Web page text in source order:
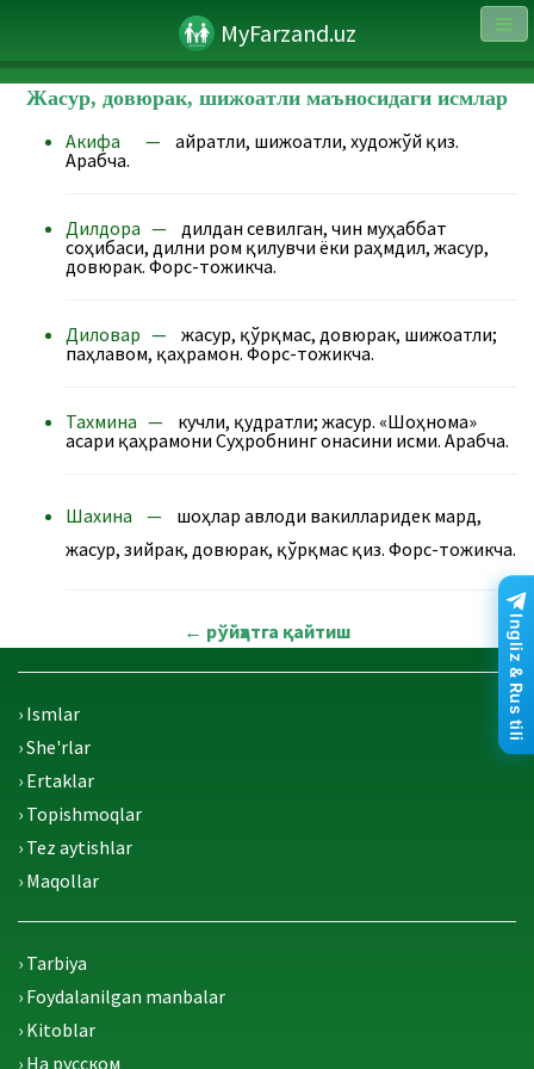
MyFarzand.uz
Жасур, довюрак, шижоатли маъносидаги исмлар
Акифа — ғайратли, шижоатли, художўй қиз.
Арабча.
Дилдора — дилдан севилган, чин муҳаббат
соҳибаси, дилни ром қилувчи ёки раҳмдил, жасур,
довюрак. Форс-тожикча.
Диловар — жасур, қўрқмас, довюрак, шижоатли;
паҳлавом, қаҳрамон. Форс-тожикча.
Тахмина — кучли, қудратли; жасур. «Шоҳнома»
асари қаҳрамони Суҳробнинг онасини исми. Арабча.
Шахина — шоҳлар авлоди вакилларидек мард,
жасур, зийрак, довюрак, қўрқмас қиз. Форс-тожикча.
← рўйҳатга қайтиш
› Ismlar
› She'rlar
› Ertaklar
› Topishmoqlar
› Tez aytishlar
› Maqollar
› Tarbiya
› Foydalanilgan manbalar
› Kitoblar
› На русском
Ingliz & Rus tili